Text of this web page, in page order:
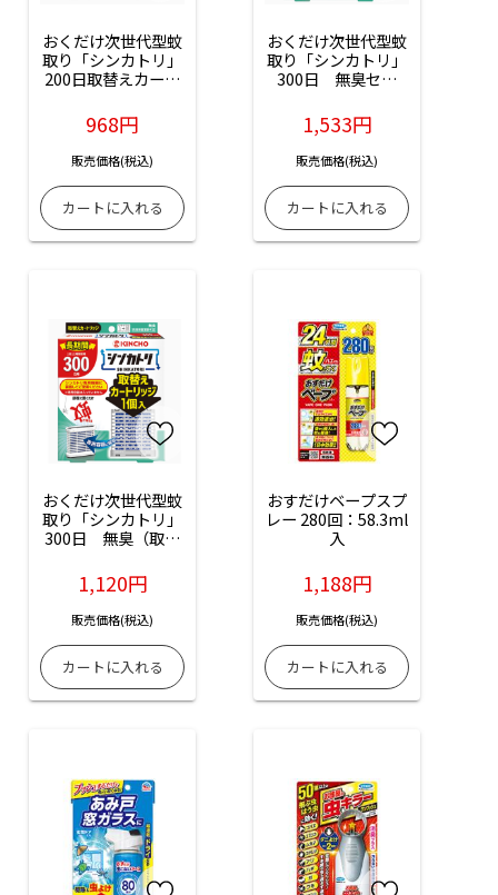
おくだけ次世代型蚊
取り「シンカトリ」
200日取替えカート
968円
販売価格(税込)
おくだけ次世代型蚊
取り「シンカトリ」
300日　無臭セッ
1,533円
販売価格(税込)
おくだけ次世代型蚊
取り「シンカトリ」
300日　無臭（取替
1個入
1,120円
販売価格(税込)
おすだけベープスプ
レー 280回：58.3ml
入
1,188円
販売価格(税込)